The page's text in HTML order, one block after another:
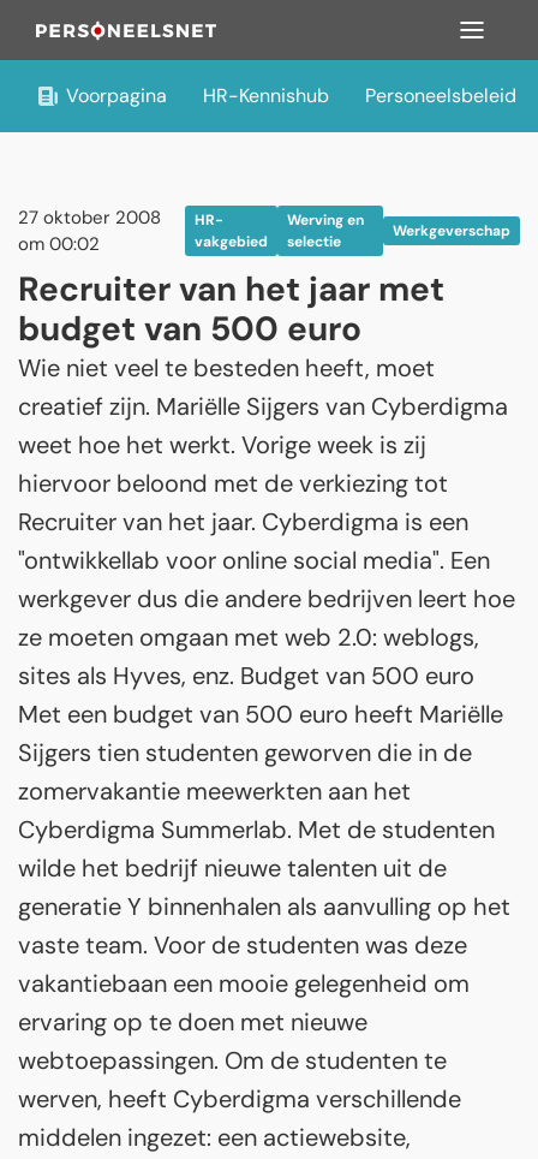
Voorpagina HR-Kennishub Personeelsbeleid
27 oktober 2008
om 00:02
HR-
vakgebied
Werving en
selectie
Werkgeverschap
Recruiter van het jaar met
budget van 500 euro
Wie niet veel te besteden heeft, moet
creatief zijn. Mariëlle Sijgers van Cyberdigma
weet hoe het werkt. Vorige week is zij
hiervoor beloond met de verkiezing tot
Recruiter van het jaar. Cyberdigma is een
"ontwikkellab voor online social media". Een
werkgever dus die andere bedrijven leert hoe
ze moeten omgaan met web 2.0: weblogs,
sites als Hyves, enz. Budget van 500 euro
Met een budget van 500 euro heeft Mariëlle
Sijgers tien studenten geworven die in de
zomervakantie meewerkten aan het
Cyberdigma Summerlab. Met de studenten
wilde het bedrijf nieuwe talenten uit de
generatie Y binnenhalen als aanvulling op het
vaste team. Voor de studenten was deze
vakantiebaan een mooie gelegenheid om
ervaring op te doen met nieuwe
webtoepassingen. Om de studenten te
werven, heeft Cyberdigma verschillende
middelen ingezet: een actiewebsite,